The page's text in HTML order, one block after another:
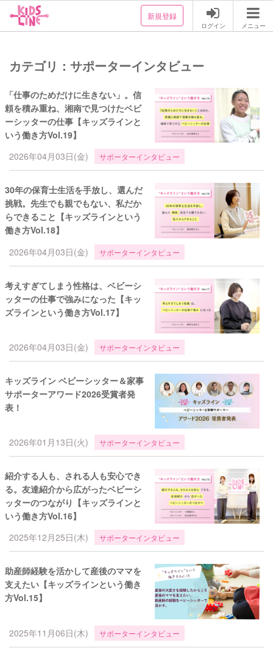
新規登録
ログイン メニュー
カテゴリ：サポーターインタビュー
「仕事のためだけに生きない」。信
頼を積み重ね、湘南で見つけたベビ
ーシッターの仕事【キッズラインと
いう働き方Vol.19】
2026年04月03日(金)
サポーターインタビュー
30年の保育士生活を手放し、選んだ
挑戦。先生でも親でもない、私だか
らできること【キッズラインという
働き方Vol.18】
2026年04月03日(金)
サポーターインタビュー
考えすぎてしまう性格は、ベビーシ
ッターの仕事で強みになった【キッ
ズラインという働き方Vol.17】
2026年04月03日(金) サポーターインタビュー
キッズライン ベビーシッター＆家事
サポーターアワード2026受賞者発
表！
2026年01月13日(火) サポーターインタビュー
紹介する人も、される人も安心でき
る。友達紹介から広がったベビーシ
ッターのつながり【キッズラインと
いう働き方Vol.16】
2025年12月25日(木)
サポーターインタビュー
助産師経験を活かして産後のママを
支えたい【キッズラインという働き
方Vol.15】
2025年11月06日(木) サポーターインタビュー